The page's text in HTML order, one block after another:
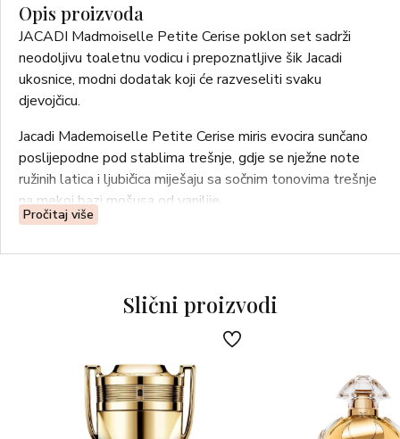
Opis proizvoda
JACADI Madmoiselle Petite Cerise poklon set sadrži
neodoljivu toaletnu vodicu i prepoznatljive šik Jacadi
ukosnice, modni dodatak koji će razveseliti svaku
djevojčicu.
Jacadi Mademoiselle Petite Cerise miris evocira sunčano
poslijepodne pod stablima trešnje, gdje se nježne note
ružinih latica i ljubičica miješaju sa sočnim tonovima trešnje
na mekoj bazi mošusa od vanilije.
Note srca: gardenija, ruža, listovi ljubičice
Bazne note: ambroks, vanilija, bijeli mošus
Pročitaj više
Slični proizvodi